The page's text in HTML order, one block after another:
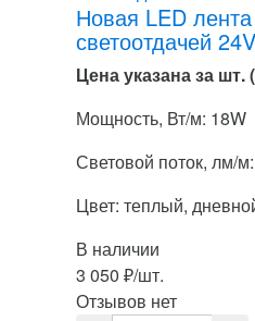
Новая LED
светоотдачей
Цена указана за шт.
Мощность, Вт/м: 18W
Световой поток, лм/
Цвет: теплый,
В наличии
3 050 ₽/шт.
Отзывов нет